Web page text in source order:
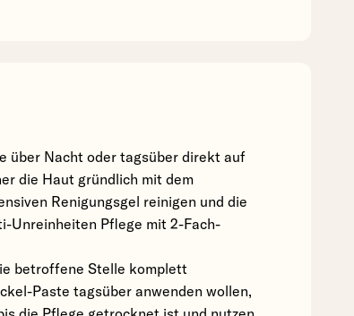
über Nacht oder tagsüber direkt auf
die Haut gründlich mit dem
Renigungsgel reinigen und die
Unreinheiten Pflege mit 2-Fach-
betroffene Stelle komplett
Paste tagsüber anwenden wollen,